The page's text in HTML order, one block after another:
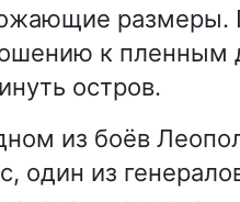
размеры.
к пленным
остров.
из боёв
один из